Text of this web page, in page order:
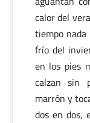
calor del
tiempo
frío del
en los pies
calzan sin
marrón y
dos en dos,